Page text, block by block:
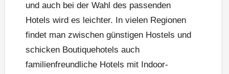
und auch bei der Wahl des passenden
Hotels wird es leichter. In vielen Regionen
findet man zwischen günstigen Hostels und
schicken Boutiquehotels auch
familienfreundliche Hotels mit Indoor-